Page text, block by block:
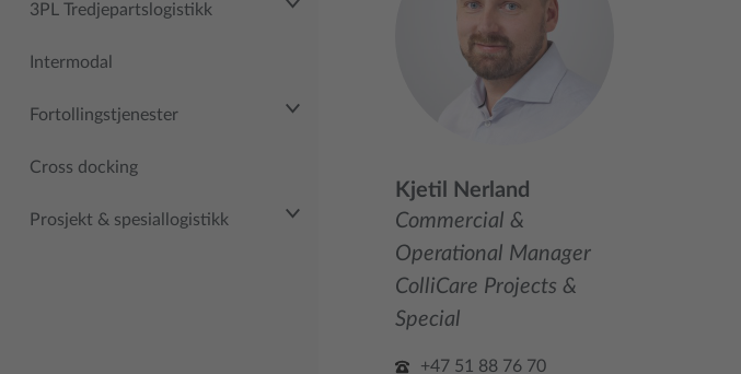
3PL Tredjepartslogistikk
Intermodal
Fortollingstjenester
Cross docking
Prosjekt & spesiallogistikk
Kjetil Nerland
Commercial &
Operational Manager
ColliCare Projects &
Special
+47 51 88 76 70